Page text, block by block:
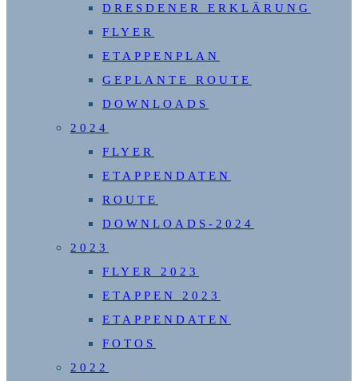
DRESDENER ERKLÄRUNG
FLYER
ETAPPENPLAN
GEPLANTE ROUTE
DOWNLOADS
2024
FLYER
ETAPPENDATEN
ROUTE
DOWNLOADS-2024
2023
FLYER 2023
ETAPPEN 2023
ETAPPENDATEN
FOTOS
2022